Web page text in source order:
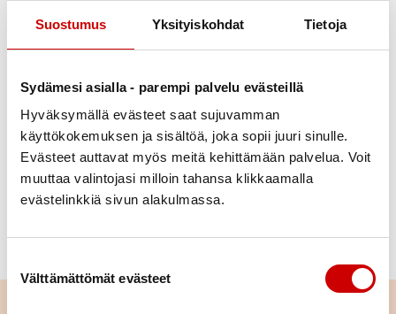
Suostumus Yksityiskohdat Tietoja
Sydämesi asialla - parempi palvelu evästeillä
Hyväksymällä evästeet saat sujuvamman
käyttökokemuksen ja sisältöä, joka sopii juuri sinulle.
Evästeet auttavat myös meitä kehittämään palvelua. Voit
muuttaa valintojasi milloin tahansa klikkaamalla
evästelinkkiä sivun alakulmassa.
Välttämättömät evästeet
Julkaistu 19.5.2021
Jaa WhatsappJaa Facebook
Jaa TwitterJaa Linkedin
Jaa EmailJaa Print